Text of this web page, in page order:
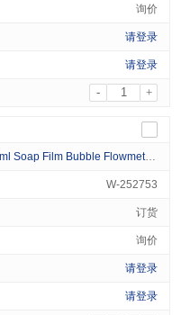
询价
请登录
请登录
- +
Film Bubble Flowmeter 1/pk
W-252753
订货
询价
请登录
请登录